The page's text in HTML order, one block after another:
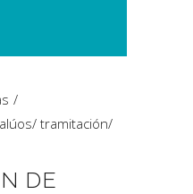
/ tramitación/
DE